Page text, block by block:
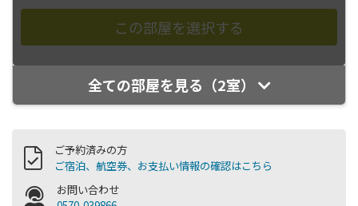
全ての部屋を見る（2室）
ご予約済みの方
ご宿泊、航空券、お支払い情報の確認はこちら
お問い合わせ